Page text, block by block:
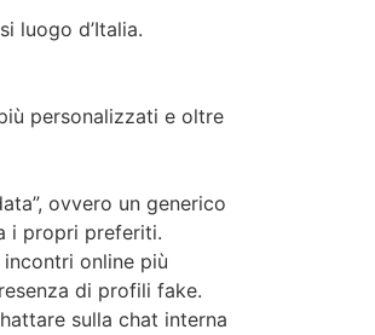
luogo d’Italia.
personalizzati e oltre
ovvero un generico
i propri preferiti.
online più
di profili fake.
sulla chat interna